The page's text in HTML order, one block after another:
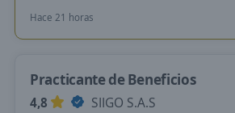
Hace 21 horas
Practicante de Beneficios
4,8
SIIGO S.A.S